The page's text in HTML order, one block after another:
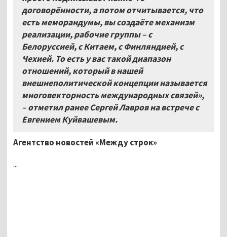
договорённости, а потом отчитывается, что
есть меморандумы, вы создаёте механизм
реализации, рабочие группы–с
Белоруссией, с Китаем, с Финляндией, с
Чехией. То есть у вас такой диапазон
отношений, который в нашей
внешнеполитической концепции называется
многовекторность международных связей»,
–отметил ранее Сергей Лавров на встрече с
Евгением Куйвашевым.
Агентство новостей «Между строк»
...